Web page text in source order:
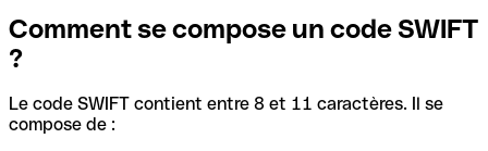
Comment se compose un code SWIFT
?
Le code SWIFT contient entre 8 et 11 caractères. Il se
compose de :